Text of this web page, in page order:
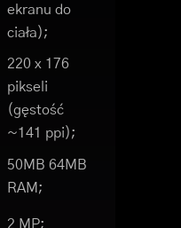
ekranu do
ciała);
220 x 176
pikseli
(gęstość
~141 ppi);
50MB 64MB
RAM;
2 MP;